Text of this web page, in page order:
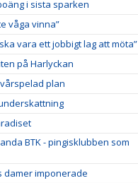
i sista sparken
våga vinna”
vara ett jobbigt lag att möta”
på Harlyckan
plan
BTK - pingisklubben som
damer imponerade